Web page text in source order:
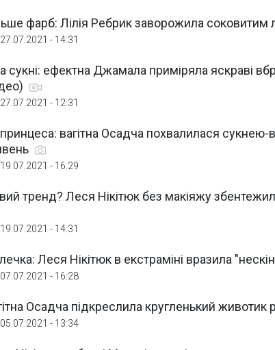
фарб: Лілія Ребрик заворожила соковитим
27.07.2021 - 14:31
сукні: ефектна Джамала приміряла яскраві
27.07.2021 - 12:31
вагітна Осадча похвалилася
19.07.2021 - 16:29
тренд? Леся Нікітюк без макіяжу
19.07.2021 - 14:31
Леся Нікітюк в екстраміні вразила
07.07.2021 - 16:28
Осадча підкреслила кругленький
05.07.2021 - 13:34